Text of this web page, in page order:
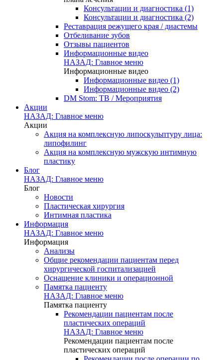
Консультации и диагностика (1)
Консультации и диагностика (2)
Реставрация режущего края / диастемы
Отбеливание зубов
Отзывы пациентов
Информационные видео
НАЗАД: Главное меню
Информационные видео
Информационные видео (1)
Информационные видео (2)
DM Stom: ТВ / Мероприятия
Акции
НАЗАД: Главное меню
Акции
Акция на комплексную липоскульптуру лица:
липофилинг
Акция на комплексную мужскую интимную
пластику
Блог
НАЗАД: Главное меню
Блог
Новости
Пластическая хирургия
Интимная пластика
Информация
НАЗАД: Главное меню
Информация
Анализы
Общие рекомендации пациентам перед
хирургической госпитализацией
Оснащение клиники и операционной
Памятка пациенту
НАЗАД: Главное меню
Памятка пациенту
Рекомендации пациентам после
пластических операций
НАЗАД: Главное меню
Рекомендации пациентам после
пластических операций